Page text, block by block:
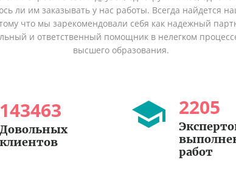
ли им заказывать у нас работы. Всегда найдется
что мы зарекомендовали себя как надежный
и ответственный помощник в нелегком
высшего образования.
143463
Довольных
клиентов
2205
работ